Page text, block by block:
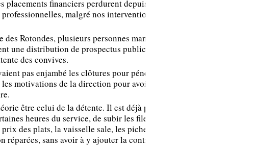
financiers perdurent depuis des
malgré nos interventions
Rotondes, plusieurs personnes mandatées
une distribution de prospectus publicitaires à
des convives.
pas enjambé les clôtures pour pénétrer sur
motivations de la direction pour avoir
être celui de la détente. Il est déjà pénible
heures du service, de subir les files
des plats, la vaisselle sale, les pichets
réparées, sans avoir à y ajouter la contrainte